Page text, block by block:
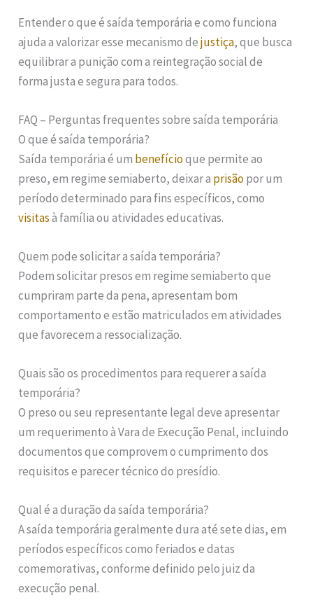
Entender o que é saída temporária e como funciona
ajuda a valorizar esse mecanismo dejustiça, que busca
equilibrar a punição com a reintegração social de
forma justa e segura para todos.
FAQ – Perguntas frequentes sobre saída temporária
O que é saída temporária?
Saída temporária é um benefícioque permite ao
preso, em regime semiaberto, deixar a prisãopor um
período determinado para fins específicos, como
visitasà família ou atividades educativas.
Quem pode solicitar a saída temporária?
Podem solicitar presos em regime semiaberto que
cumpriram parte da pena, apresentam bom
comportamento e estão matriculados em atividades
que favorecem a ressocialização.
Quais são os procedimentos para requerer a saída
temporária?
O preso ou seu representante legal deve apresentar
um requerimento à Vara de Execução Penal, incluindo
documentos que comprovem o cumprimento dos
requisitos e parecer técnico do presídio.
Qual é a duração da saída temporária?
A saída temporária geralmente dura até sete dias, em
períodos específicos como feriados e datas
comemorativas, conforme definido pelo juiz da
execução penal.